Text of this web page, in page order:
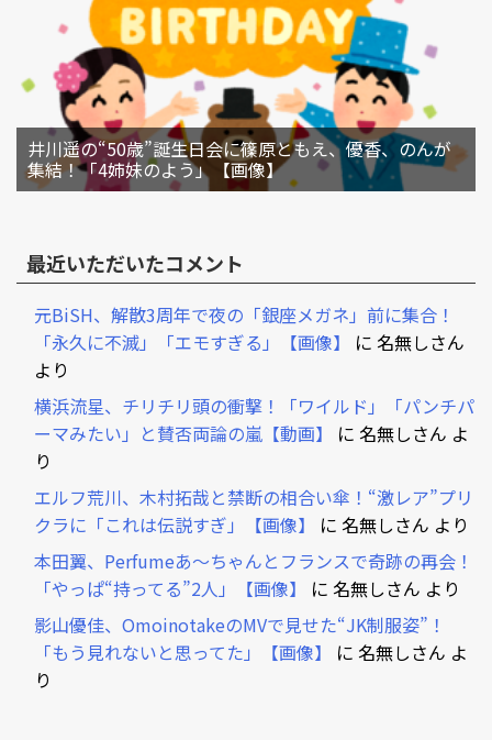
井川遥の“50歳”誕生日会に篠原ともえ、優香、のんが
集結！「4姉妹のよう」【画像】
最近いただいたコメント
元BiSH、解散3周年で夜の「銀座メガネ」前に集合！
「永久に不滅」「エモすぎる」【画像】
に 名無しさん
より
横浜流星、チリチリ頭の衝撃！「ワイルド」「パンチパ
ーマみたい」と賛否両論の嵐【動画】
に 名無しさん よ
り
エルフ荒川、木村拓哉と禁断の相合い傘！“激レア”プリ
クラに「これは伝説すぎ」【画像】
に 名無しさん より
本田翼、Perfumeあ～ちゃんとフランスで奇跡の再会！
「やっぱ“持ってる”2人」【画像】
に 名無しさん より
影山優佳、OmoinotakeのMVで見せた“JK制服姿”！
「もう見れないと思ってた」【画像】
に 名無しさん よ
り